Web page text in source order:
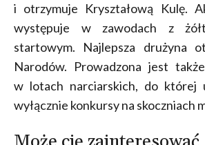
i otrzymuje Kryształową Kulę.
występuje w zawodach z
startowym. Najlepsza drużyna
Narodów. Prowadzona jest
w lotach narciarskich, do której
wyłącznie konkursy na skoczniach